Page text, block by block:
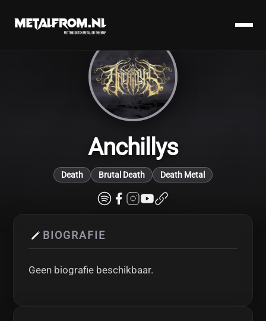
Anchillys
Death Brutal Death Death Metal
BIOGRAFIE
Geen biografie beschikbaar.